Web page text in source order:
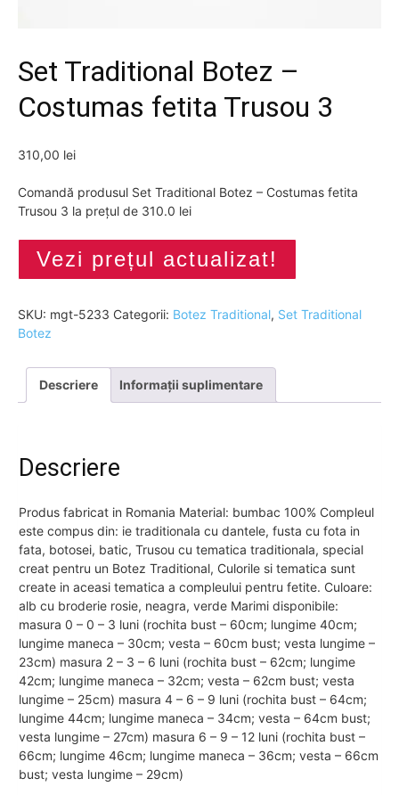
Set Traditional Botez –
Costumas fetita Trusou 3
310,00 lei
Comandă produsul Set Traditional Botez – Costumas fetita
Trusou 3 la prețul de 310.0 lei
Vezi prețul actualizat!
SKU: mgt-5233 Categorii: Botez Traditional, Set Traditional
Botez
Descriere Informații suplimentare
Descriere
Produs fabricat in Romania Material: bumbac 100% Compleul
este compus din: ie traditionala cu dantele, fusta cu fota in
fata, botosei, batic, Trusou cu tematica traditionala, special
creat pentru un Botez Traditional, Culorile si tematica sunt
create in aceasi tematica a compleului pentru fetite. Culoare:
alb cu broderie rosie, neagra, verde Marimi disponibile:
masura 0 – 0 – 3 luni (rochita bust – 60cm; lungime 40cm;
lungime maneca – 30cm; vesta – 60cm bust; vesta lungime –
23cm) masura 2 – 3 – 6 luni (rochita bust – 62cm; lungime
42cm; lungime maneca – 32cm; vesta – 62cm bust; vesta
lungime – 25cm) masura 4 – 6 – 9 luni (rochita bust – 64cm;
lungime 44cm; lungime maneca – 34cm; vesta – 64cm bust;
vesta lungime – 27cm) masura 6 – 9 – 12 luni (rochita bust –
66cm; lungime 46cm; lungime maneca – 36cm; vesta – 66cm
bust; vesta lungime – 29cm)